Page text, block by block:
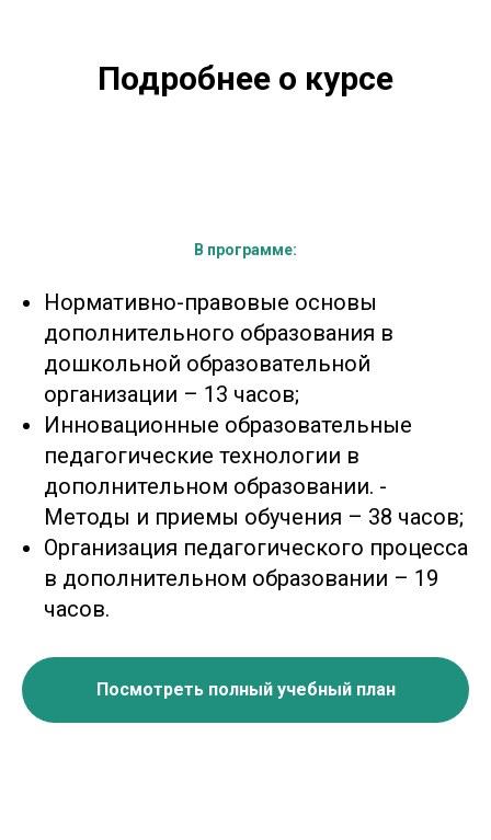
Подробнее о курсе
В программе:
Нормативно-правовые основы
дополнительного образования в
дошкольной образовательной
организации – 13 часов;
Инновационные образовательные
педагогические технологии в
дополнительном образовании. -
Методы и приемы обучения – 38 часов;
Организация педагогического процесса
в дополнительном образовании – 19
часов.
Посмотреть полный учебный план